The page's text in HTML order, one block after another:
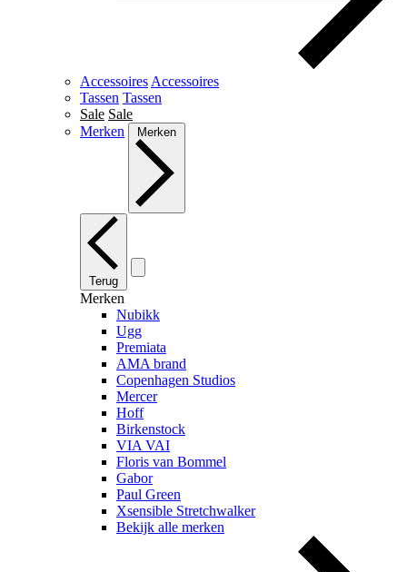
Accessoires Accessoires
Tassen Tassen
Sale Sale
Merken
Merken
Terug
Merken
Nubikk
Ugg
Premiata
AMA brand
Copenhagen Studios
Mercer
Hoff
Birkenstock
VIA VAI
Floris van Bommel
Gabor
Paul Green
Xsensible Stretchwalker
Bekijk alle merken